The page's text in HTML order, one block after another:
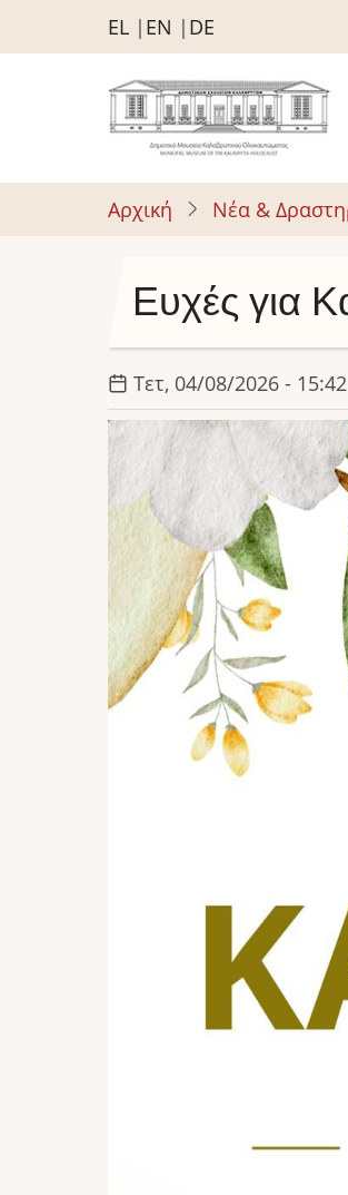
Παράκαμψη
προς
περιεχόμενο
EL EN DE
Αρχική Νέα &
Ευχές για
Τετ, 04/08/2026 - 15:42